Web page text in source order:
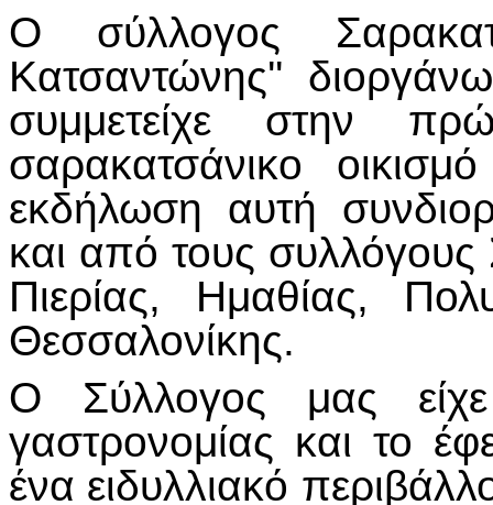
Ο σύλλογος
Κατσαντώνης''
συμμετείχε στην
σαρακατσάνικο
εκδήλωση αυτή
και από τους
Πιερίας, Ημαθίας,
Θεσσαλονίκης.
Ο Σύλλογος μας
γαστρονομίας και το
ένα ειδυλλιακό